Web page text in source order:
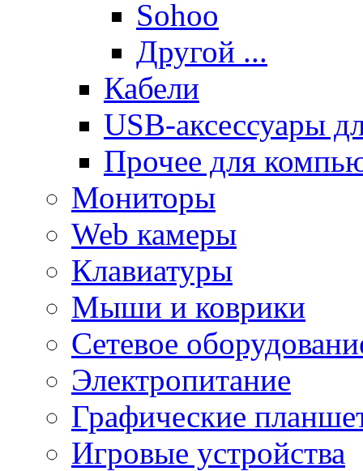
Sohoo
Другой ...
Кабели
USB-аксессуары
Прочее для
Мониторы
Web камеры
Клавиатуры
Мыши и коврики
Сетевое
Электропитание
Графические
Игровые устройства